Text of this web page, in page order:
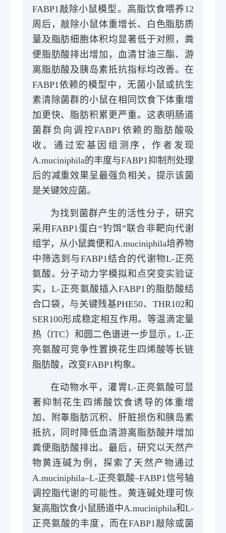
FABP1敲除小鼠模型。高脂饮食喂养12
周后，敲除小鼠体重增长、白色脂肪质
量及脂肪细胞体积均显著低于对照，粪
便脂肪酸排出增加，血清甘油三酯、游
离脂肪酸及胰岛素抵抗指标均改善。在
FABP1依赖的模型中，无菌小鼠或抗生
素清除菌群的小鼠在相同饮食下体重增
加更快、脂肪积累更严重。这表明肠道
菌群负向调控FABP1依赖的脂肪酸吸
收。通过宏基因组测序，作者发现
A.muciniphila的丰度与FABP1抑制剂处理
后的减重效果呈最强负相关，提示该菌
是关键效应菌。
为找到菌群产生的活性分子，研究
采用FABP1蛋白“钓饵”联合非靶向代谢
组学，从小鼠粪便和A.muciniphila培养物
中筛选到与FABP1结合的代谢物L-正亮
氨酸。分子动力学模拟和点突变实验证
实，L-正亮氨酸插入FABP1的脂肪酸结
合口袋，与关键残基PHE50、THR102和
SER100形成稳定相互作用。等温滴定量
热（ITC）和圆二色谱进一步显示，L-正
亮氨酸可竞争性置换花生四烯酸等长链
脂肪酸，改变FABP1构象。
在动物水平，灌胃L-正亮氨酸可显
著抑制花生四烯酸饮食诱导的体重增
加、附睾脂肪沉积、肝脏损伤和胰岛素
抵抗，同时降低血清游离脂肪酸并增加
粪便脂肪酸排出。最后，研究以天然产
物黄连碱为例，探索了天然产物通过
A.muciniphila–L-正亮氨酸–FABP1信号轴
调控脂代谢的可能性。黄连碱处理可恢
复高脂饮食小鼠肠道中A.muciniphila和L-
正亮氨酸的丰度，而在FABP1敲除或菌